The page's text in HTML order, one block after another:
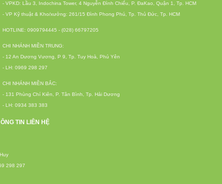
- VPKD: Lầu 3, Indochina Tower, 4 Nguyễn Đình Chiểu, P. ĐaKao, Quận 1, Tp. HCM
- VP Kỹ thuật & Kho/xưởng: 261/15 Đình Phong Phú, Tp. Thủ Đức, Tp. HCM
HOTLINE: 0909794445 - (028) 66797205
CHI NHÁNH MIỀN TRUNG:
- 12 An Dương Vương, P 9, Tp. Tuy Hoà, Phú Yên
- LH: 0969 298 297
CHI NHÁNH MIỀN BẮC:
- 131 Phùng Chí Kiên, P. Tân Bình, Tp. Hải Dương
- LH: 0934 383 383
TIN LIÊN HỆ
298 297